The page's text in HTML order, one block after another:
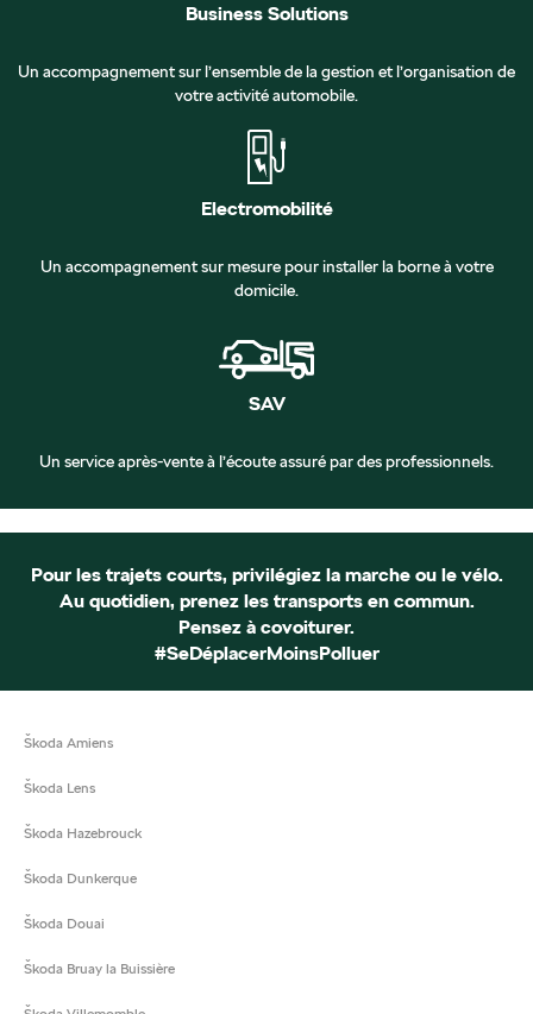
Business Solutions
Un accompagnement sur l’ensemble de la gestion et l’organisation de
votre activité automobile.
Electromobilité
Un accompagnement sur mesure pour installer la borne à votre
domicile.
SAV
Un service après-vente à l’écoute assuré par des professionnels.
Pour les trajets courts, privilégiez la marche ou le vélo.
Au quotidien, prenez les transports en commun.
Pensez à covoiturer.
#SeDéplacerMoinsPolluer
Škoda Amiens
Škoda Lens
Škoda Hazebrouck
Škoda Dunkerque
Škoda Douai
Škoda Bruay la Buissière